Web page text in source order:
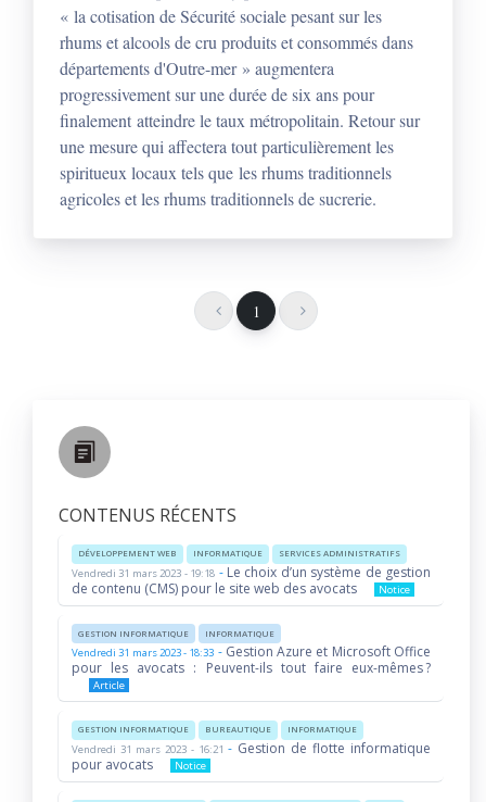
« la cotisation de Sécurité sociale pesant sur les
rhums et alcools de cru produits et consommés dans
départements d'Outre-mer » augmentera
progressivement sur une durée de six ans pour
finalement atteindre le taux métropolitain. Retour sur
une mesure qui affectera tout particulièrement les
spiritueux locaux tels que les rhums traditionnels
agricoles et les rhums traditionnels de sucrerie.
1
CONTENUS RÉCENTS
DÉVELOPPEMENT WEB INFORMATIQUE SERVICES ADMINISTRATIFS
Vendredi 31 mars 2023 - 19:18 - Le choix d’un système de gestion
de contenu (CMS) pour le site web des avocats
Notice
GESTION INFORMATIQUE INFORMATIQUE
Vendredi 31 mars 2023 - 18:33 - Gestion Azure et Microsoft Office
pour les avocats : Peuvent-ils tout faire eux-mêmes ?
Article
GESTION INFORMATIQUE BUREAUTIQUE INFORMATIQUE
Vendredi 31 mars 2023 - 16:21 - Gestion de flotte informatique
pour avocats
Notice